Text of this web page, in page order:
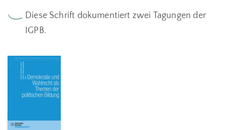
Diese Schrift dokumentiert zwei Tagungen der
IGPB.